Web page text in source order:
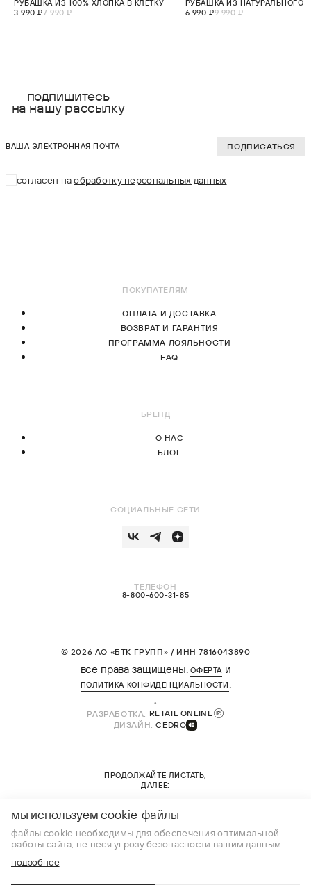
M
РУБАШКА ИЗ 100% ХЛОПКА В КЛЕТКУ
3 990 ₽7 990 ₽
РУБАШКА ИЗ НАТУРАЛЬНОГО
6 990 ₽9 990 ₽
подпишитесь
на нашу рассылку
ПОДПИСАТЬСЯ
согласен наобработку персональных данных
СОЦИАЛЬНЫЕ СЕТИ
ТЕЛЕФОН
8-800-600-31-85
ПОКУПАТЕЛЯМ
ОПЛАТА И ДОСТАВКА
ВОЗВРАТ И ГАРАНТИЯ
ПРОГРАММА ЛОЯЛЬНОСТИ
FAQ
БРЕНД
О НАС
БЛОГ
© 2026 АО «БТК ГРУПП» / ИНН 7816043890
все права защищены.ОФЕРТА и
ПОЛИТИКА КОНФИДЕНЦИАЛЬНОСТИ
РАЗРАБОТКА: RETAIL ONLINE
ДИЗАЙН:CEDRO
ПРОДОЛЖАЙТЕ ЛИСТАТЬ,
ДАЛЕЕ:
новая коллекция
мы используем cookie-файлы
файлы cookie необходимы для обеспечения оптимальной
работы сайта, не неся угрозу безопасности вашим данным
подробнее